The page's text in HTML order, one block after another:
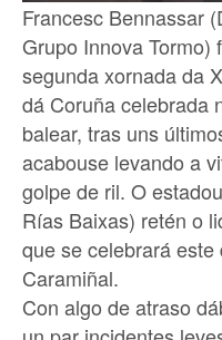
Francesc Bennassar
Grupo Innova Tormo)
segunda xornada da
dá Coruña celebrada
balear, tras uns
acabouse levando a
golpe de ril. O
Rías Baixas) retén o
que se celebrará
Caramiñal.
Con algo de atraso